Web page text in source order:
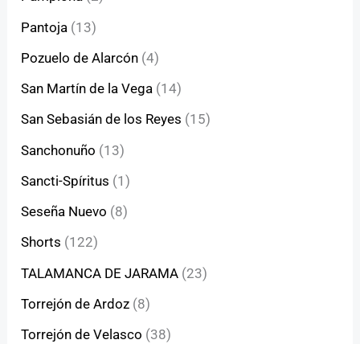
Pantoja (13)
Pozuelo de Alarcón (4)
San Martín de la Vega (14)
San Sebasián de los Reyes (15)
Sanchonuño (13)
Sancti-Spíritus (1)
Seseña Nuevo (8)
Shorts (122)
TALAMANCA DE JARAMA (23)
Torrejón de Ardoz (8)
Torrejón de Velasco (38)